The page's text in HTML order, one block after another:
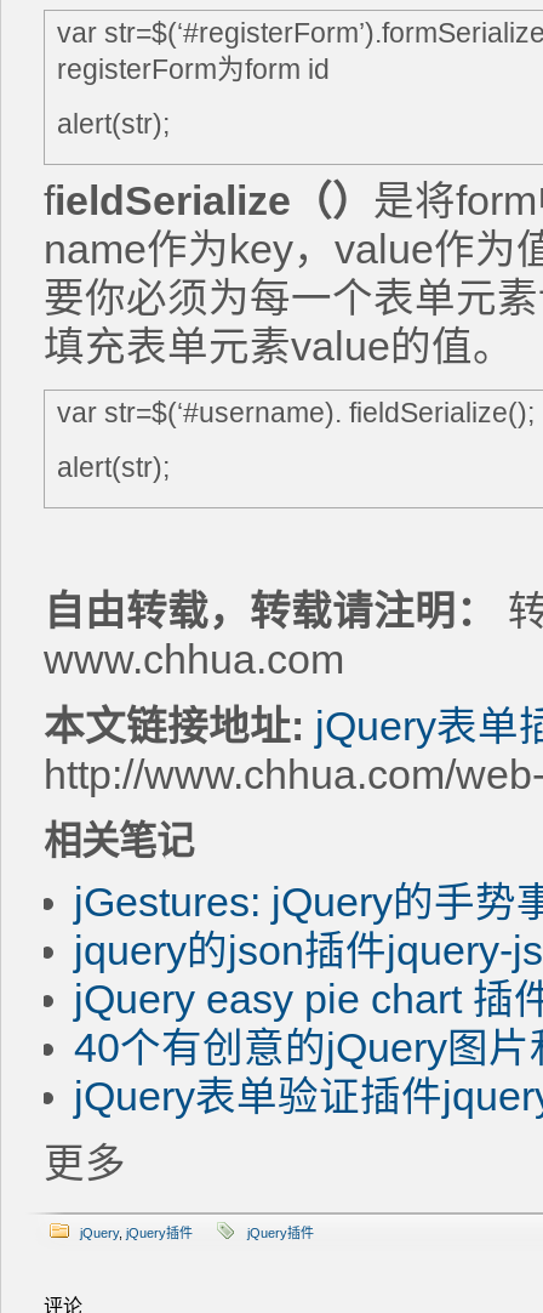
var
registerForm为form id
alert(str);
fieldSerialize （） 是将
name作为key，value作为
要你必须为每一个表单元
填充表单元素value的值。
var str=$(‘#username). fieldSerialize();
alert(str);
自由转载，转载请注明：
www.chhua.com
本文链接地址: jQuery表单
http://www.chhua.com/
相关笔记
jGestures: jQuery的手势
jquery的json插件jquery-
jQuery easy pie chart 插
40个有创意的jQuery图
jQuery表单验证插件
更多
jQuery, jQuery插件 jQuery插件
评论